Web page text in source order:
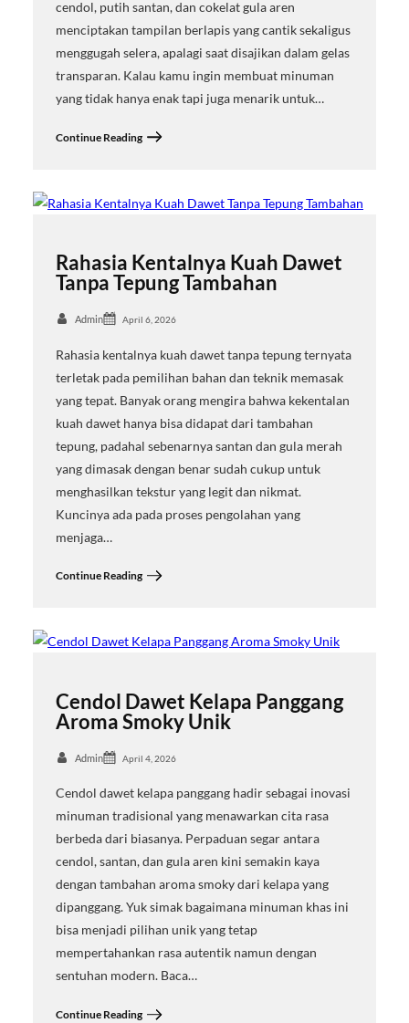
cendol, putih santan, dan cokelat gula aren
menciptakan tampilan berlapis yang cantik sekaligus
menggugah selera, apalagi saat disajikan dalam gelas
transparan. Kalau kamu ingin membuat minuman
yang tidak hanya enak tapi juga menarik untuk…
Continue Reading
Rahasia Kentalnya Kuah Dawet
Tanpa Tepung Tambahan
Admin April 6, 2026
Rahasia kentalnya kuah dawet tanpa tepung ternyata
terletak pada pemilihan bahan dan teknik memasak
yang tepat. Banyak orang mengira bahwa kekentalan
kuah dawet hanya bisa didapat dari tambahan
tepung, padahal sebenarnya santan dan gula merah
yang dimasak dengan benar sudah cukup untuk
menghasilkan tekstur yang legit dan nikmat.
Kuncinya ada pada proses pengolahan yang
menjaga…
Continue Reading
Cendol Dawet Kelapa Panggang
Aroma Smoky Unik
Admin April 4, 2026
Cendol dawet kelapa panggang hadir sebagai inovasi
minuman tradisional yang menawarkan cita rasa
berbeda dari biasanya. Perpaduan segar antara
cendol, santan, dan gula aren kini semakin kaya
dengan tambahan aroma smoky dari kelapa yang
dipanggang. Yuk simak bagaimana minuman khas ini
bisa menjadi pilihan unik yang tetap
mempertahankan rasa autentik namun dengan
sentuhan modern. Baca…
Continue Reading